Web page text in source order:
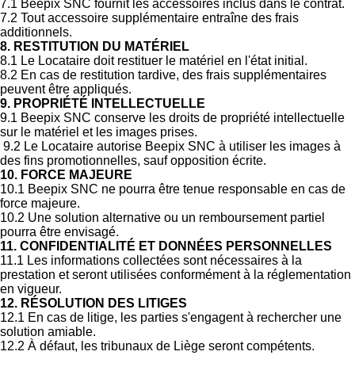
7.1 Beepix SNC fournit les accessoires inclus dans le contrat.
7.2 Tout accessoire supplémentaire entraîne des frais
additionnels.
8. RESTITUTION DU MATÉRIEL
8.1 Le Locataire doit restituer le matériel en l'état initial.
8.2 En cas de restitution tardive, des frais supplémentaires
peuvent être appliqués.
9. PROPRIÉTÉ INTELLECTUELLE
9.1 Beepix SNC conserve les droits de propriété intellectuelle
sur le matériel et les images prises.
9.2 Le Locataire autorise Beepix SNC à utiliser les images à
des fins promotionnelles, sauf opposition écrite.
10. FORCE MAJEURE
10.1 Beepix SNC ne pourra être tenue responsable en cas de
force majeure.
10.2 Une solution alternative ou un remboursement partiel
pourra être envisagé.
11. CONFIDENTIALITÉ ET DONNÉES PERSONNELLES
11.1 Les informations collectées sont nécessaires à la
prestation et seront utilisées conformément à la réglementation
en vigueur.
12. RÉSOLUTION DES LITIGES
12.1 En cas de litige, les parties s'engagent à rechercher une
solution amiable.
12.2 À défaut, les tribunaux de Liège seront compétents.